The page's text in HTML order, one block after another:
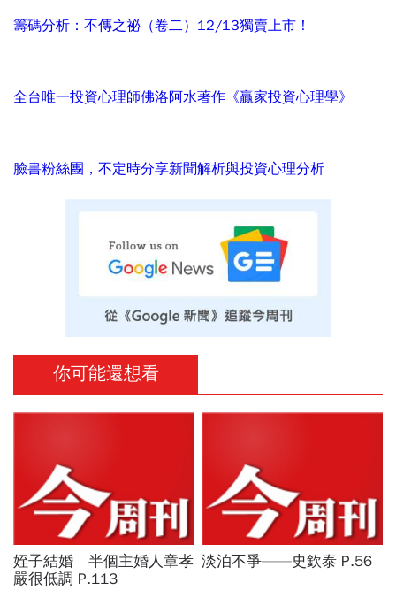
籌碼分析：不傳之祕（卷二）12/13獨賣上市！
全台唯一投資心理師佛洛阿水著作《贏家投資心理學》
臉書粉絲團，不定時分享新聞解析與投資心理分析
你可能還想看
姪子結婚 半個主婚人章孝
嚴很低調 P.113
淡泊不爭——史欽泰 P.56